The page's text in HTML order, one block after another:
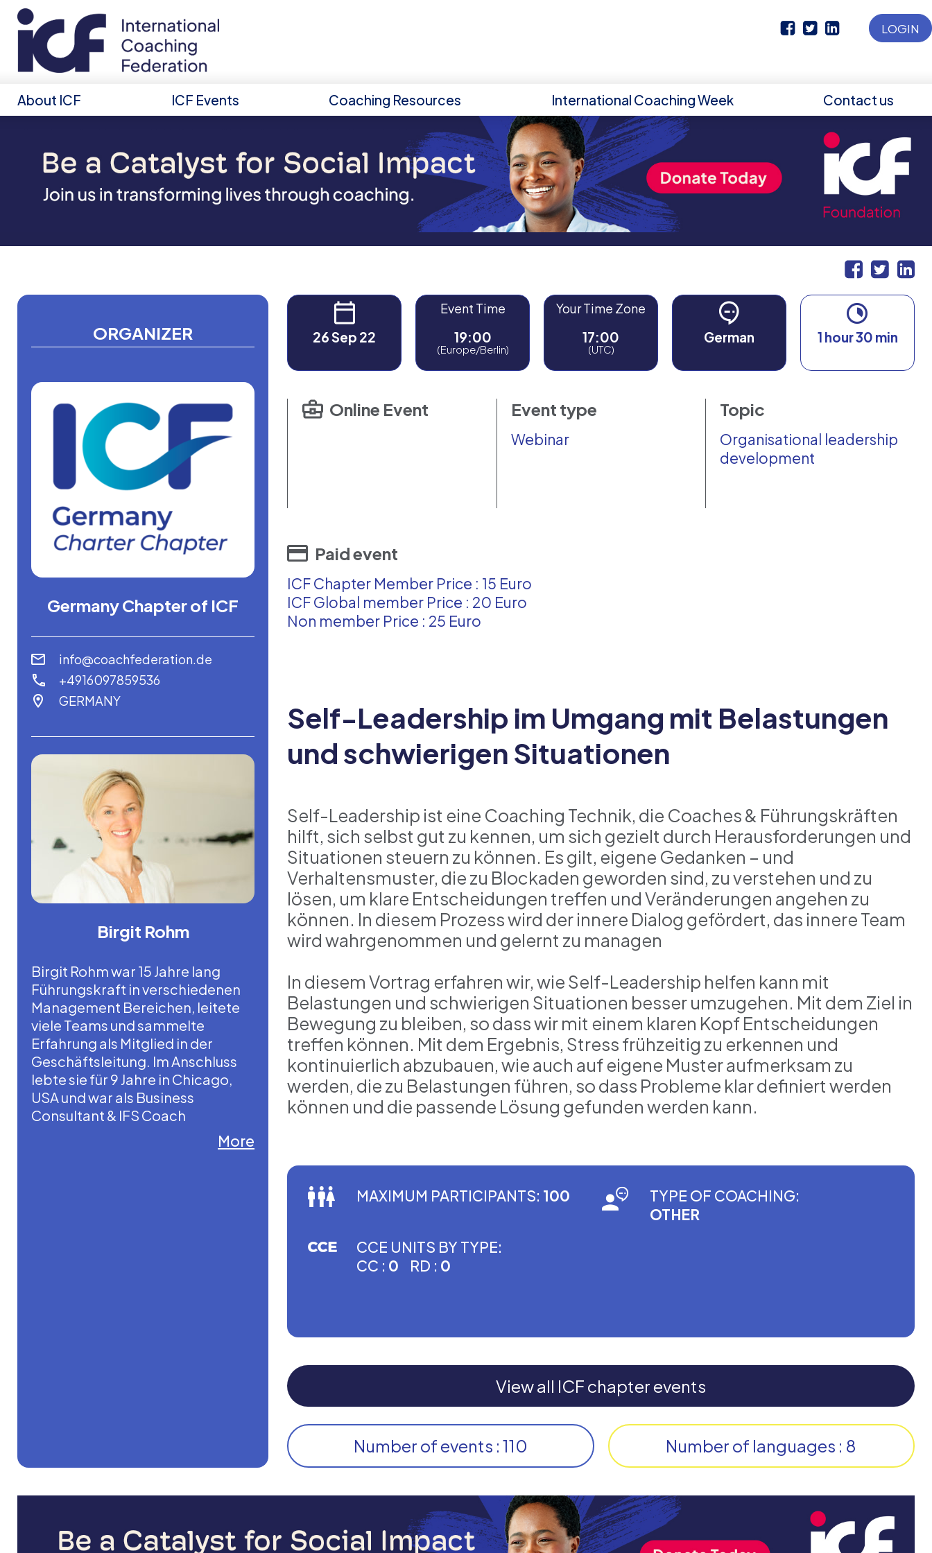
LOGIN
About ICF ICF Events Coaching Resources International Coaching Week Contact us
ORGANIZER
Germany Chapter of ICF
info@coachfederation.de
+4916097859536
GERMANY
Birgit Rohm
Birgit Rohm war 15 Jahre lang
Führungskraft in verschiedenen
Management Bereichen, leitete
viele Teams und sammelte
Erfahrung als Mitglied in der
Geschäftsleitung. Im Anschluss
lebte sie für 9 Jahre in Chicago,
USA und war als Business
Consultant & IFS Coach
More
26 Sep 22
Event Time
19:00
(Europe/Berlin)
Your Time Zone
17:00
(UTC)
German 1 hour 30 min
Online Event Event type
Webinar
Topic
Organisational leadership
development
Paid event
ICF Chapter Member Price : 15 Euro
ICF Global member Price : 20 Euro
Non member Price : 25 Euro
Self-Leadership im Umgang mit Belastungen
und schwierigen Situationen
Self-Leadership ist eine Coaching Technik, die Coaches & Führungskräften
hilft, sich selbst gut zu kennen, um sich gezielt durch Herausforderungen und
Situationen steuern zu können. Es gilt, eigene Gedanken – und
Verhaltensmuster, die zu Blockaden geworden sind, zu verstehen und zu
lösen, um klare Entscheidungen treffen und Veränderungen angehen zu
können. In diesem Prozess wird der innere Dialog gefördert, das innere Team
wird wahrgenommen und gelernt zu managen
In diesem Vortrag erfahren wir, wie Self-Leadership helfen kann mit
Belastungen und schwierigen Situationen besser umzugehen. Mit dem Ziel in
Bewegung zu bleiben, so dass wir mit einem klaren Kopf Entscheidungen
treffen können. Mit dem Ergebnis, Stress frühzeitig zu erkennen und
kontinuierlich abzubauen, wie auch auf eigene Muster aufmerksam zu
werden, die zu Belastungen führen, so dass Probleme klar definiert werden
können und die passende Lösung gefunden werden kann.
MAXIMUM PARTICIPANTS: 100
TYPE OF COACHING:
OTHER
CCE UNITS BY TYPE:
CC : 0 RD : 0
View all ICF chapter events
Number of events : 110 Number of languages : 8